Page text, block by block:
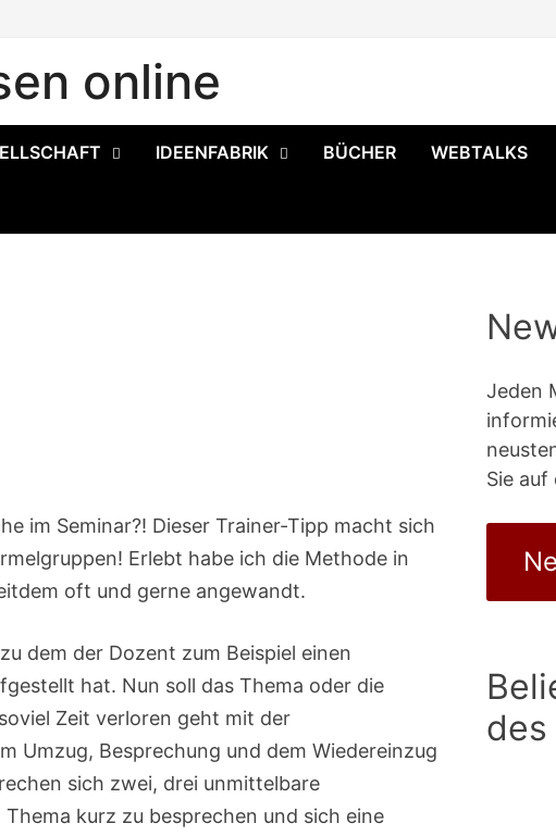
online
IDEENFABRIK BÜCHER WEBTALKS
im Seminar?! Dieser Trainer-Tipp macht sich
Erlebt habe ich die Methode in
oft und gerne angewandt.
dem der Dozent zum Beispiel einen
hat. Nun soll das Thema oder die
Zeit verloren geht mit der
Umzug, Besprechung und dem Wiedereinzug
sich zwei, drei unmittelbare
kurz zu besprechen und sich eine
Jeden
Sie auf